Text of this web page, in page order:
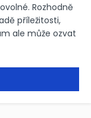
Rozhodně
příležitosti,
ale může ozvat